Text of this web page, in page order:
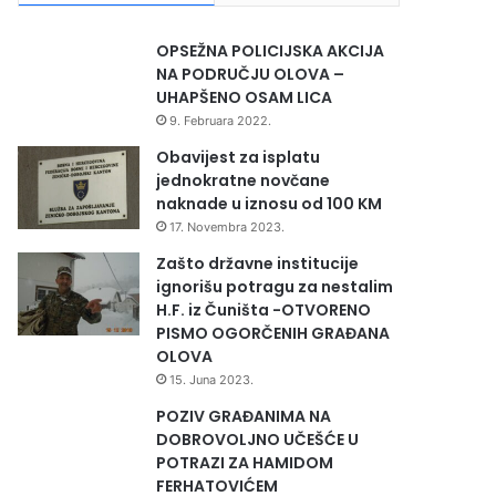
OPSEŽNA POLICIJSKA AKCIJA
NA PODRUČJU OLOVA –
UHAPŠENO OSAM LICA
9. Februara 2022.
Obavijest za isplatu
jednokratne novčane
naknade u iznosu od 100 KM
17. Novembra 2023.
Zašto državne institucije
ignorišu potragu za nestalim
H.F. iz Čuništa -OTVORENO
PISMO OGORČENIH GRAĐANA
OLOVA
15. Juna 2023.
POZIV GRAĐANIMA NA
DOBROVOLJNO UČEŠĆE U
POTRAZI ZA HAMIDOM
FERHATOVIĆEM